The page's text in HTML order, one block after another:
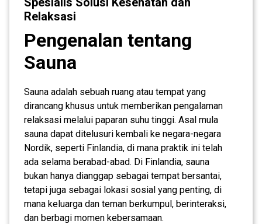
Relaksasi
Pengenalan tentang
Sauna
Sauna adalah sebuah ruang atau tempat yang
dirancang khusus untuk memberikan pengalaman
relaksasi melalui paparan suhu tinggi. Asal mula
sauna dapat ditelusuri kembali ke negara-negara
Nordik, seperti Finlandia, di mana praktik ini telah
ada selama berabad-abad. Di Finlandia, sauna
bukan hanya dianggap sebagai tempat bersantai,
tetapi juga sebagai lokasi sosial yang penting, di
mana keluarga dan teman berkumpul, berinteraksi,
dan berbagi momen kebersamaan.